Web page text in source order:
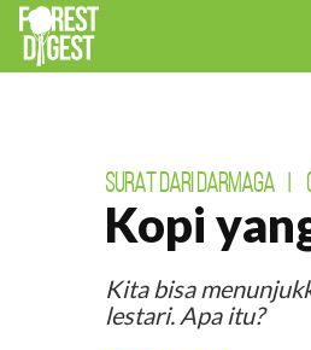
SURAT DARI DARMAGA
Kopi
Kita bisa
lestari. Apa itu?